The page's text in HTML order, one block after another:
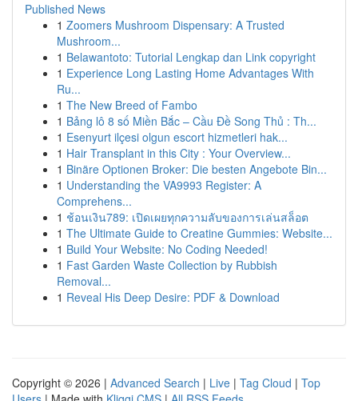
Published News
1 Zoomers Mushroom Dispensary: A Trusted
Mushroom...
1 Belawantoto: Tutorial Lengkap dan Link copyright
1 Experience Long Lasting Home Advantages With
Ru...
1 The New Breed of Fambo
1 Bảng lô 8 số Miền Bắc – Cầu Đề Song Thủ : Th...
1 Esenyurt ilçesi olgun escort hizmetleri hak...
1 Hair Transplant in this City : Your Overview...
1 Binäre Optionen Broker: Die besten Angebote Bin...
1 Understanding the VA9993 Register: A
Comprehens...
1 ช้อนเงิน789: เปิดเผยทุกความลับของการเล่นสล็อต
1 The Ultimate Guide to Creatine Gummies: Website...
1 Build Your Website: No Coding Needed!
1 Fast Garden Waste Collection by Rubbish
Removal...
1 Reveal His Deep Desire: PDF & Download
Copyright © 2026 | Advanced Search | Live | Tag Cloud | Top